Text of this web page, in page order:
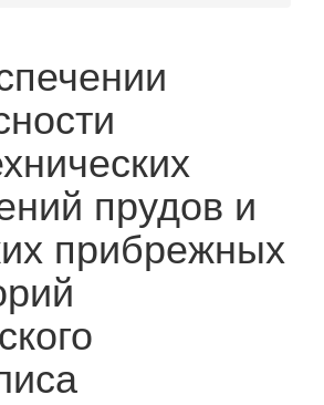
прудов и
прибрежных